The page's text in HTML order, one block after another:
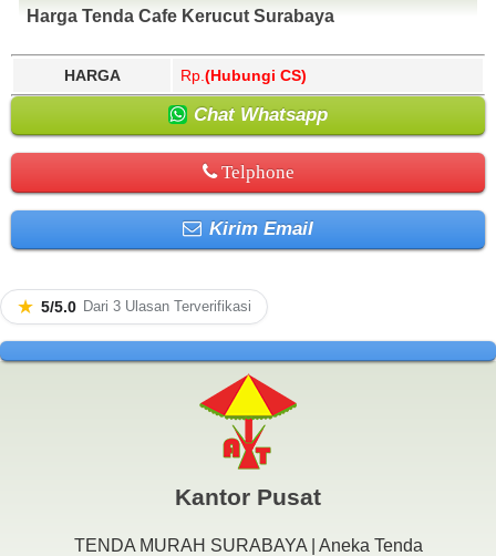
Harga Tenda Cafe Kerucut Surabaya
HARGA Rp. (Hubungi CS)
Chat Whatsapp
Telphone
Kirim Email
★ 5/5.0 Dari 3 Ulasan Terverifikasi
Kantor Pusat
TENDA MURAH SURABAYA | Aneka Tenda